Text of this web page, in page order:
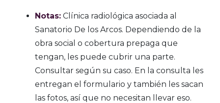
Notas: Clínica radiológica asociada al
Sanatorio De los Arcos. Dependiendo de la
obra social o cobertura prepaga que
tengan, les puede cubrir una parte.
Consultar según su caso. En la consulta les
entregan el formulario y también les sacan
las fotos, así que no necesitan llevar eso.